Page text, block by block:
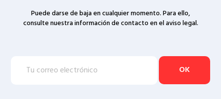
Puede darse de baja en cualquier momento. Para ello,
consulte nuestra información de contacto en el aviso legal.